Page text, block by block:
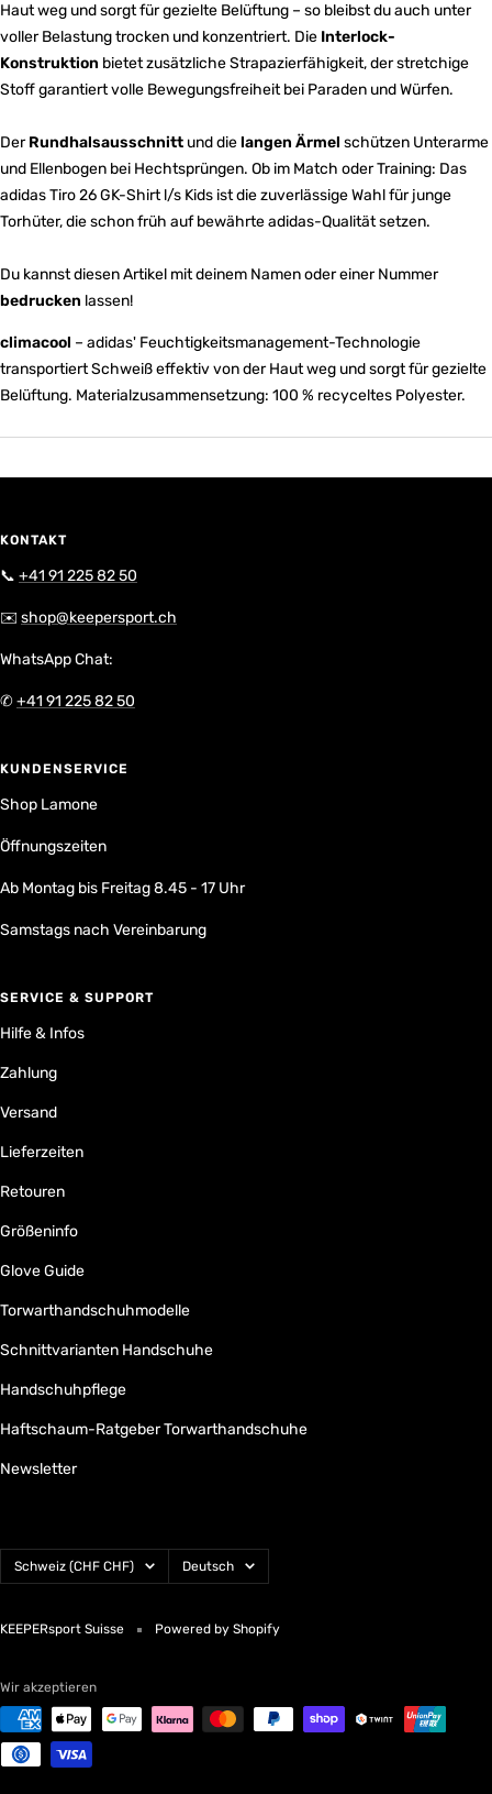
Haut weg und sorgt für gezielte Belüftung – so bleibst du auch unter
voller Belastung trocken und konzentriert. Die Interlock-
Konstruktion bietet zusätzliche Strapazierfähigkeit, der stretchige
Stoff garantiert volle Bewegungsfreiheit bei Paraden und Würfen.
DerRundhalsausschnitt und dielangen Ärmel schützen Unterarme
und Ellenbogen bei Hechtsprüngen. Ob im Match oder Training: Das
adidas Tiro 26 GK-Shirt l/s Kids ist die zuverlässige Wahl für junge
Torhüter, die schon früh auf bewährte adidas-Qualität setzen.
Du kannst diesen Artikel mit deinem Namen oder einer Nummer
bedrucken lassen!
climacool – adidas' Feuchtigkeitsmanagement-Technologie
transportiert Schweiß effektiv von der Haut weg und sorgt für gezielte
Belüftung. Materialzusammensetzung: 100 % recyceltes Polyester.
KONTAKT
📞 +41 91 225 82 50
✉️ shop@keepersport.ch
WhatsApp Chat:
✆+41 91 225 82 50
KUNDENSERVICE
Shop Lamone
Öffnungszeiten
Ab Montag bis Freitag 8.45 - 17 Uhr
Samstags nach Vereinbarung
SERVICE & SUPPORT
Hilfe & Infos
Zahlung
Versand
Lieferzeiten
Retouren
Größeninfo
Glove Guide
Torwarthandschuhmodelle
Schnittvarianten Handschuhe
Handschuhpflege
Haftschaum-Ratgeber Torwarthandschuhe
Newsletter
Land/Region
Schweiz (CHF CHF) Sprache
Deutsch
KEEPERsport Suisse Powered by Shopify
Wir akzeptieren